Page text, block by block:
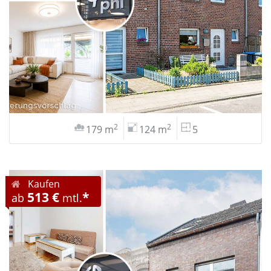
179 m2 124 m2 5
Kaufen
ab 513 € mtl.*